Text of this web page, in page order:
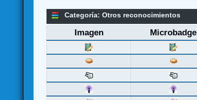
Categoría: Otros reconocimientos
Imagen Microbadge